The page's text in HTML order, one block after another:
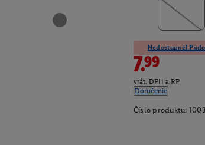
Nedostupné!
7.99
vrát. DPH a RP
Doručenie
Číslo produktu: